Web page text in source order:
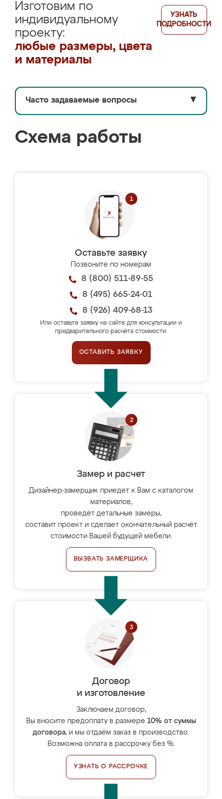
Изготовим по
индивидуальному
проекту:
любые размеры, цвета
и материалы
УЗНАТЬ
ПОДРОБНОСТИ
Часто задаваемые вопросы ▼
Схема работы
Оставьте заявку
Позвоните по номерам
8 (800) 511-89-55
8 (495) 665-24-01
8 (926) 409-68-13
Или оставьте заявку на сайте для консультации и
предварительного расчёта стоимости.
ОСТАВИТЬ ЗАЯВКУ
Замер и расчет
Дизайнер-замерщик приедет к Вам с каталогом
материалов,
проведёт детальные замеры,
составит проект и сделает окончательный расчёт
стоимости Вашей будущей мебели.
ВЫЗВАТЬ ЗАМЕРЩИКА
Договор
и изготовление
Заключаем договор,
Вы вносите предоплату в размере 10% от суммы
договора, и мы отдаём заказ в производство.
Возможна оплата в рассрочку без %.
УЗНАТЬ О РАССРОЧКЕ